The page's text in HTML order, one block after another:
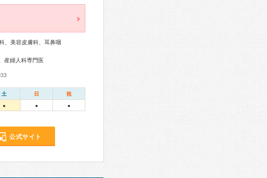
、美容皮膚科、耳鼻咽
産婦人科専門医
土 日 祝
● ● ●
公式サイト